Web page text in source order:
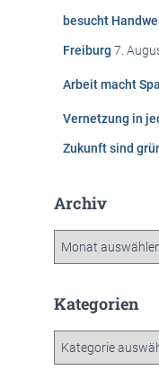
besucht
Freiburg 7.
Arbeit macht
Vernetzung in
Zukunft sind
Archiv
h
Kategorien